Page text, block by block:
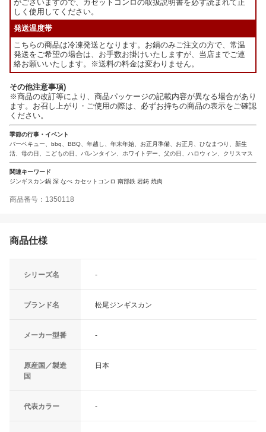
がございますので、カセットコンロの取扱説明書を必ず読まれて正
しく使用してください。
発送温度帯
こちらの商品は冷凍発送となります。お鍋のみご注文の方で、常温
発送をご希望の場合は、お手数お掛けいたしますが、当店までご連
絡お願いいたします。※送料の料金は変わりません。
その他注意事項)
※商品の改訂等により、商品パッケージの記載内容が異なる場合があり
ます。お召し上がり・ご使用の際は、必ずお持ちの商品の表示をご確認
ください。
季節の行事・イベント
バーベキュー、bbq、BBQ、年越し、年末年始、お正月準備、お正月、ひなまつり、新生
活、母の日、こどもの日、バレンタイン、ホワイトデー、父の日、ハロウィン、クリスマス
関連キーワード
ジンギスカン鍋 深 なべ カセットコンロ 南部鉄 岩鋳 焼肉
商品番号：1350118
商品仕様
シリーズ名 -
ブランド名 松尾ジンギスカン
メーカー型番 -
原産国／製造
国
日本
代表カラー -